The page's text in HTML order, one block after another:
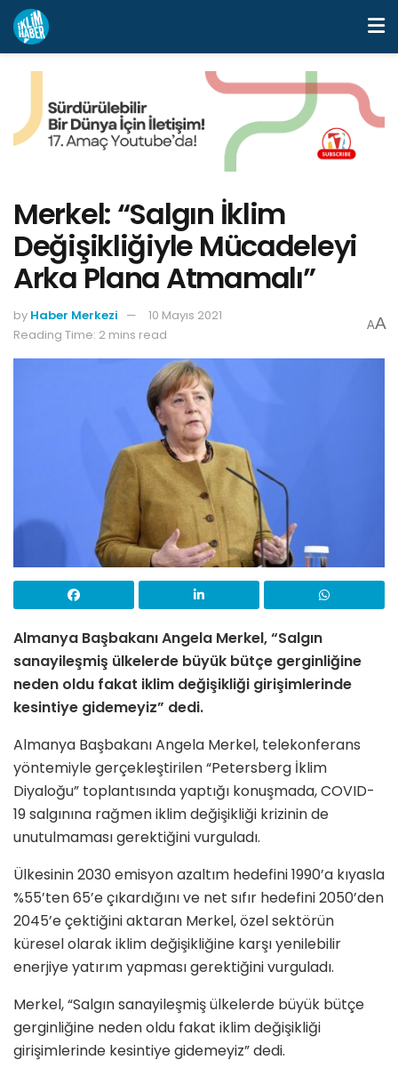
Merkel: “Salgın İklim
Değişikliğiyle Mücadeleyi
Arka Plana Atmamalı”
by Haber Merkezi
10 Mayıs 2021
Reading Time: 2 mins read
AA
Almanya Başbakanı Angela Merkel, “Salgın
sanayileşmiş ülkelerde büyük bütçe gerginliğine
neden oldu fakat iklim değişikliği girişimlerinde
kesintiye gidemeyiz” dedi.
Almanya Başbakanı Angela Merkel, telekonferans
yöntemiyle gerçekleştirilen “Petersberg İklim
Diyaloğu” toplantısında yaptığı konuşmada, COVID-
19 salgınına rağmen iklim değişikliği krizinin de
unutulmaması gerektiğini vurguladı.
Ülkesinin 2030 emisyon azaltım hedefini 1990’a kıyasla
%55’ten 65’e çıkardığını ve net sıfır hedefini 2050’den
2045’e çektiğini aktaran Merkel, özel sektörün
küresel olarak iklim değişikliğine karşı yenilebilir
enerjiye yatırım yapması gerektiğini vurguladı.
Merkel, “Salgın sanayileşmiş ülkelerde büyük bütçe
gerginliğine neden oldu fakat iklim değişikliği
girişimlerinde kesintiye gidemeyiz” dedi.